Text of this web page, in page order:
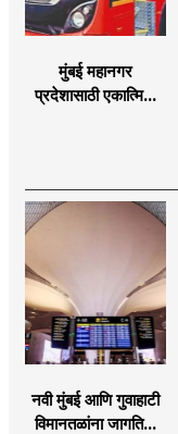
मुंबई महानगर
प्रदेशासाठी एकात्मिक
नवी मुंबई आणि गुवाहाटी
विमानतळांना जागतिक